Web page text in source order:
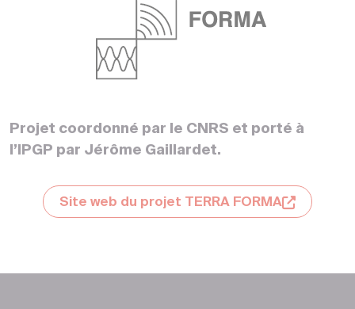
Projet coordonné par le CNRS et porté à
l’IPGP par Jérôme Gaillardet.
Site web du projet TERRA FORMA